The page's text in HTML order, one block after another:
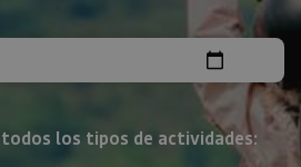
los tipos de actividades: